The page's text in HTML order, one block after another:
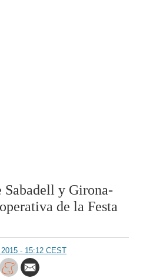
Sabadell y Girona-
de la Festa
- 15:12 CEST